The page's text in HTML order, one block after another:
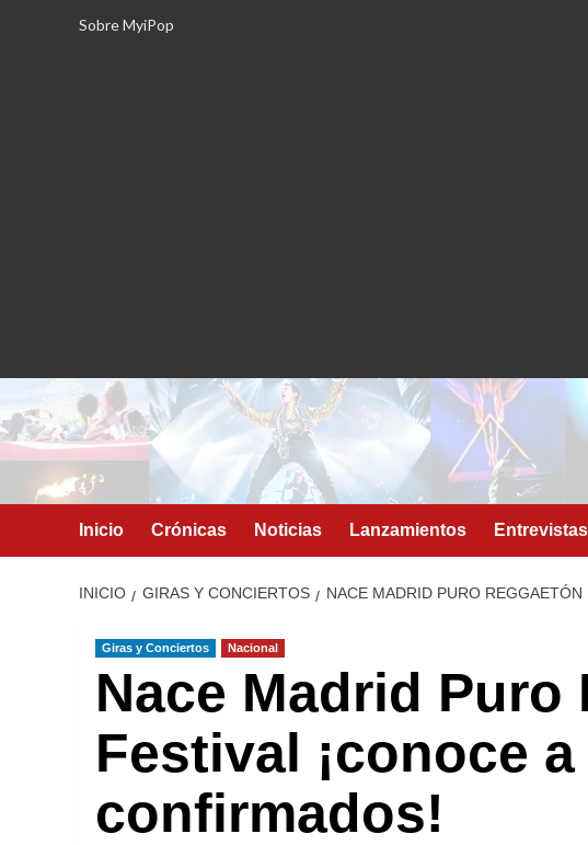
Sobre MyiPop
Inicio Crónicas Noticias Lanzamientos Entrevistas
INICIO GIRAS Y CONCIERTOS NACE MADRID PURO
Giras y Conciertos Nacional
Nace Madrid Puro
Festival ¡conoce
confirmados!